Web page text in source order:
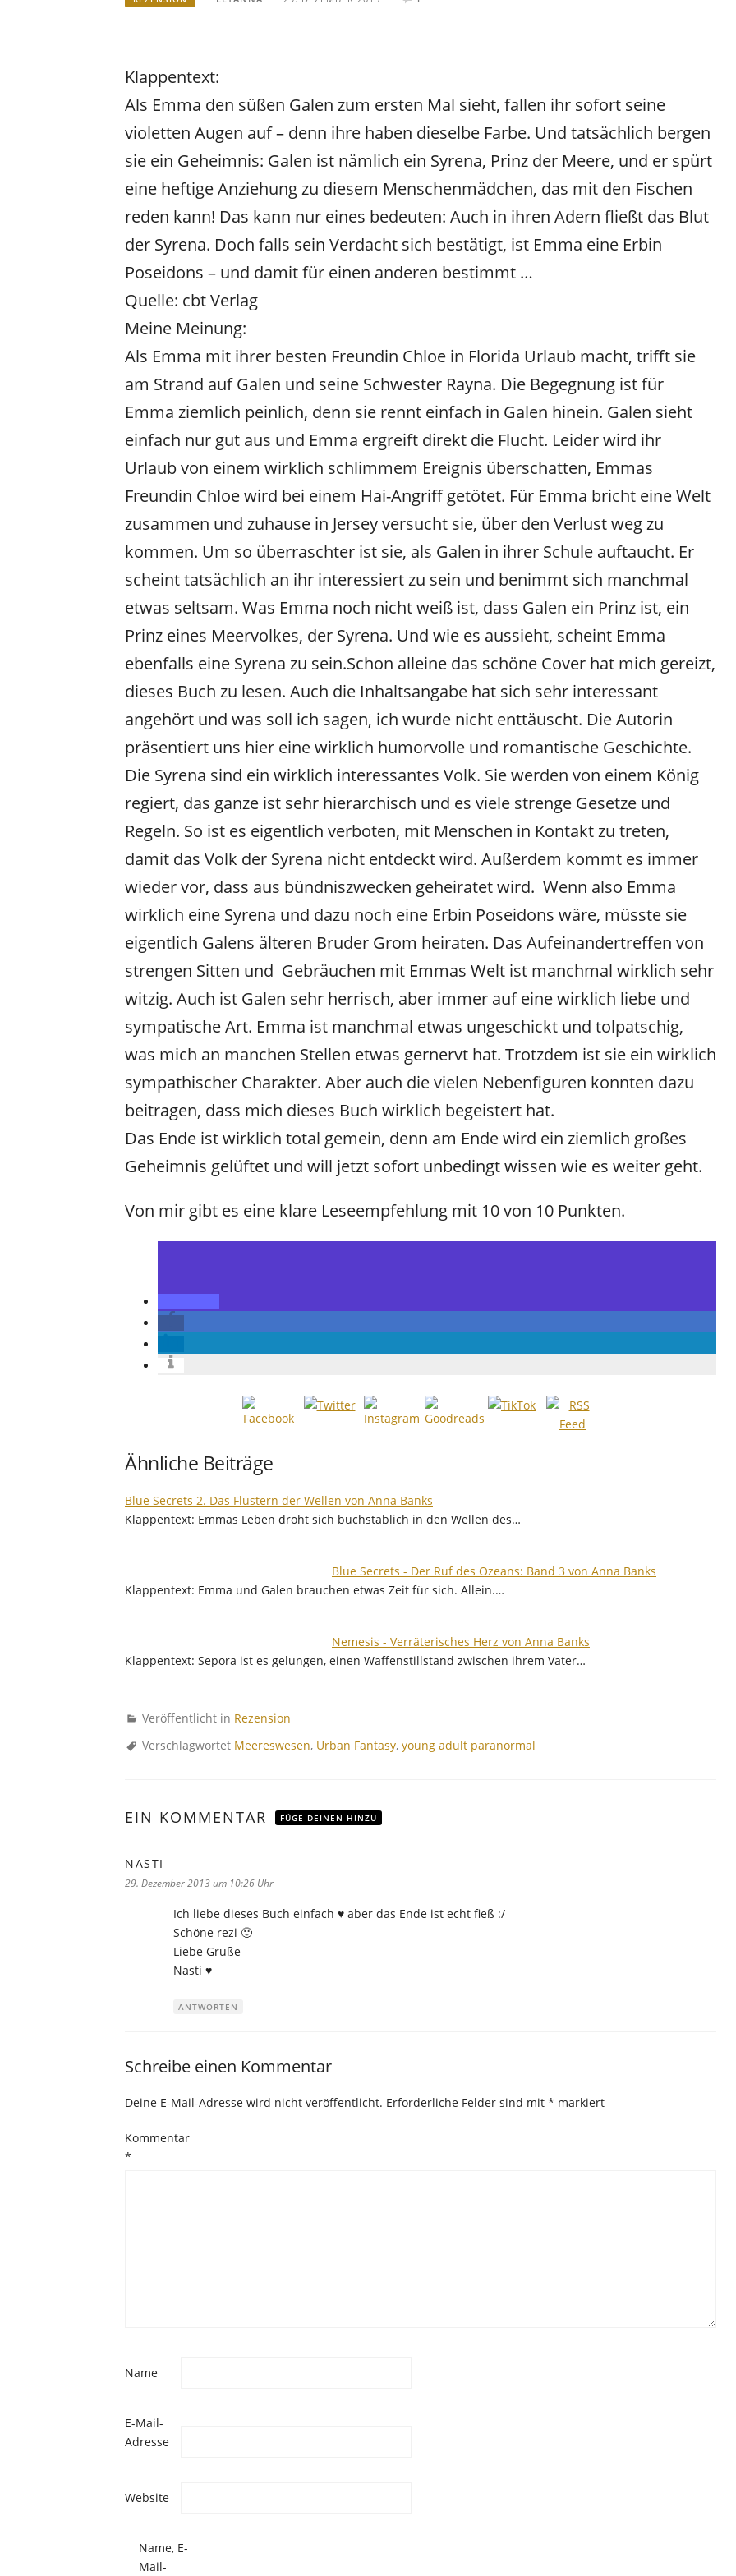
Klappentext:
Als Emma den süßen Galen zum ersten Mal sieht, fallen ihr sofort seine
violetten Augen auf – denn ihre haben dieselbe Farbe. Und tatsächlich bergen
sie ein Geheimnis: Galen ist nämlich ein Syrena, Prinz der Meere, und er spürt
eine heftige Anziehung zu diesem Menschenmädchen, das mit den Fischen
reden kann! Das kann nur eines bedeuten: Auch in ihren Adern fließt das Blut
der Syrena. Doch falls sein Verdacht sich bestätigt, ist Emma eine Erbin
Poseidons – und damit für einen anderen bestimmt …
Quelle: cbt Verlag
Meine Meinung:
Als Emma mit ihrer besten Freundin Chloe in Florida Urlaub macht, trifft sie
am Strand auf Galen und seine Schwester Rayna. Die Begegnung ist für
Emma ziemlich peinlich, denn sie rennt einfach in Galen hinein. Galen sieht
einfach nur gut aus und Emma ergreift direkt die Flucht. Leider wird ihr
Urlaub von einem wirklich schlimmem Ereignis überschatten, Emmas
Freundin Chloe wird bei einem Hai-Angriff getötet. Für Emma bricht eine Welt
zusammen und zuhause in Jersey versucht sie, über den Verlust weg zu
kommen. Um so überraschter ist sie, als Galen in ihrer Schule auftaucht. Er
scheint tatsächlich an ihr interessiert zu sein und benimmt sich manchmal
etwas seltsam. Was Emma noch nicht weiß ist, dass Galen ein Prinz ist, ein
Prinz eines Meervolkes, der Syrena. Und wie es aussieht, scheint Emma
ebenfalls eine Syrena zu sein.Schon alleine das schöne Cover hat mich gereizt,
dieses Buch zu lesen. Auch die Inhaltsangabe hat sich sehr interessant
angehört und was soll ich sagen, ich wurde nicht enttäuscht. Die Autorin
präsentiert uns hier eine wirklich humorvolle und romantische Geschichte.
Die Syrena sind ein wirklich interessantes Volk. Sie werden von einem König
regiert, das ganze ist sehr hierarchisch und es viele strenge Gesetze und
Regeln. So ist es eigentlich verboten, mit Menschen in Kontakt zu treten,
damit das Volk der Syrena nicht entdeckt wird. Außerdem kommt es immer
wieder vor, dass aus bündniszwecken geheiratet wird. Wenn also Emma
wirklich eine Syrena und dazu noch eine Erbin Poseidons wäre, müsste sie
eigentlich Galens älteren Bruder Grom heiraten. Das Aufeinandertreffen von
strengen Sitten und Gebräuchen mit Emmas Welt ist manchmal wirklich sehr
witzig. Auch ist Galen sehr herrisch, aber immer auf eine wirklich liebe und
sympatische Art. Emma ist manchmal etwas ungeschickt und tolpatschig,
was mich an manchen Stellen etwas gernervt hat. Trotzdem ist sie ein wirklich
sympathischer Charakter. Aber auch die vielen Nebenfiguren konnten dazu
beitragen, dass mich dieses Buch wirklich begeistert hat.
Das Ende ist wirklich total gemein, denn am Ende wird ein ziemlich großes
Geheimnis gelüftet und will jetzt sofort unbedingt wissen wie es weiter geht.
Von mir gibt es eine klare Leseempfehlung mit 10 von 10 Punkten.
Ähnliche Beiträge
Blue Secrets 2. Das Flüstern der Wellen von Anna Banks
Klappentext: Emmas Leben droht sich buchstäblich in den Wellen des…
Blue Secrets - Der Ruf des Ozeans: Band 3 von Anna Banks
Klappentext: Emma und Galen brauchen etwas Zeit für sich. Allein.…
Nemesis - Verräterisches Herz von Anna Banks
Klappentext: Sepora ist es gelungen, einen Waffenstillstand zwischen ihrem Vater…
Veröffentlicht in Rezension
Verschlagwortet Meereswesen, Urban Fantasy, young adult paranormal
EIN KOMMENTAR FÜGE DEINEN HINZU
NASTI
29. Dezember 2013 um 10:26 Uhr
Ich liebe dieses Buch einfach ♥ aber das Ende ist echt fieß :/
Schöne rezi 🙂
Liebe Grüße
Nasti ♥
ANTWORTEN
Schreibe einen Kommentar
Deine E-Mail-Adresse wird nicht veröffentlicht. Erforderliche Felder sind mit * markiert
Kommentar
*
Name
E-Mail-
Adresse
Website
Name, E-
Mail-